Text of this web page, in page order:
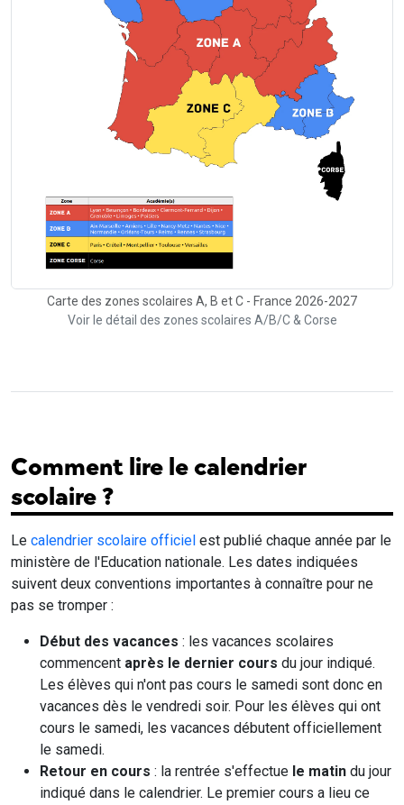
Carte des zones scolaires A, B et C - France 2026-2027
Voir le détail des zones scolaires A/B/C & Corse
Comment lire le calendrier
scolaire ?
Le calendrier scolaire officiel est publié chaque année par le
ministère de l'Education nationale. Les dates indiquées
suivent deux conventions importantes à connaître pour ne
pas se tromper :
Début des vacances : les vacances scolaires
commencent après le dernier cours du jour indiqué.
Les élèves qui n'ont pas cours le samedi sont donc en
vacances dès le vendredi soir. Pour les élèves qui ont
cours le samedi, les vacances débutent officiellement
le samedi.
Retour en cours : la rentrée s'effectue le matin du jour
indiqué dans le calendrier. Le premier cours a lieu ce